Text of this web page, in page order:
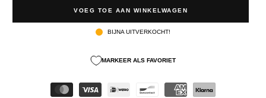
VOEG TOE AAN WINKELWAGEN
BIJNA UITVERKOCHT!
MARKEER ALS FAVORIET